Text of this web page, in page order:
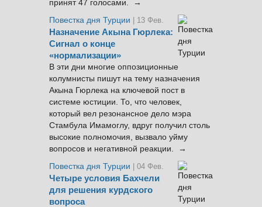
принят 47 голосами. →
Повестка дня Турции
| 13 Фев.
Назначение Акына Гюрлека:
Сигнал о конце
«нормализации»
В эти дни многие оппозиционные
колумнисты пишут на тему назначения
Акына Гюрлека на ключевой пост в
системе юстиции. То, что человек,
который вел резонансное дело мэра
Стамбула Имамоглу, вдруг получил столь
высокие полномочия, вызвало уйму
вопросов и негативной реакции. →
Повестка дня Турции
| 04 Фев.
Четыре условия Бахчели
для решения курдского
вопроса